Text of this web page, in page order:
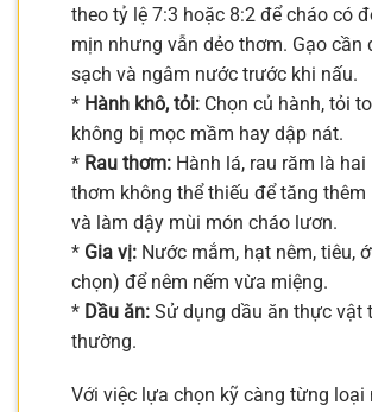
theo tỷ lệ 7:3 hoặc 8:2 để cháo có
mịn nhưng vẫn dẻo thơm. Gạo cần
sạch và ngâm nước trước khi nấu.
* Hành khô, tỏi: Chọn củ hành, tỏi
không bị mọc mầm hay dập nát.
* Rau thơm: Hành lá, rau răm là hai
thơm không thể thiếu để tăng thêm
và làm dậy mùi món cháo lươn.
* Gia vị: Nước mắm, hạt nêm, tiêu,
chọn) để nêm nếm vừa miệng.
* Dầu ăn: Sử dụng dầu ăn thực vật
thường.
Với việc lựa chọn kỹ càng từng loại